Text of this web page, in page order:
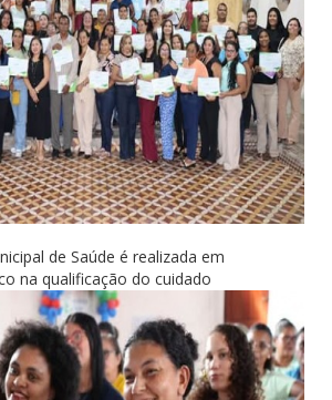
de Saúde é realizada em
na qualificação do cuidado